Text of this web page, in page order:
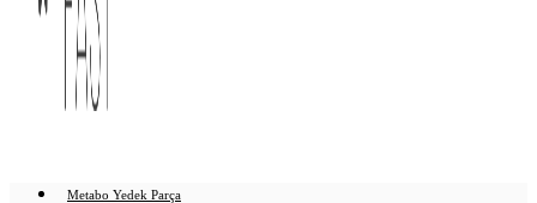
Metabo Yedek Parça